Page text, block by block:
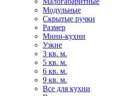
Модульные
Скрытые ручки
Размер
Мини-кухни
Узкие
3 кв. м.
5 кв. м.
6 кв. м.
9 кв. м.
Все для кухни